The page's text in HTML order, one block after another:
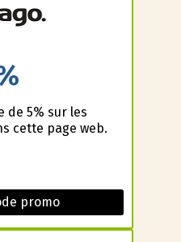
de 5% sur les
cette page web.
promo